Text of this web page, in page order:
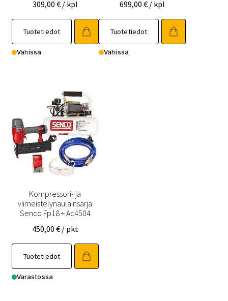
309,00 € / kpl
Tuotetiedot
Vähissä
699,00€ / kpl
Tuotetiedot
Vähissä
Kompressori- ja
viimeistelynaulainsarja
Senco Fp18 + Ac4504
450,00 € / pkt
Tuotetiedot
Varastossa